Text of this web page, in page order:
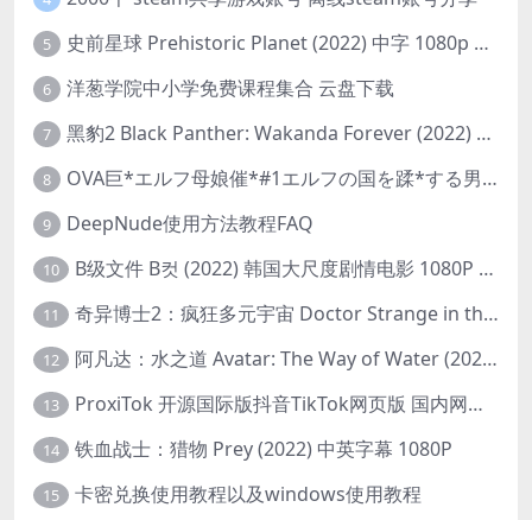
5 史前星球 Prehistoric Planet (2022) 中字 1080p 高清 阿里云盘 2022.5.27已更新全集
6 洋葱学院中小学免费课程集合 云盘下载
7 黑豹2 Black Panther: Wakanda Forever (2022) 高清版
8 OVA巨*エルフ母娘催*#1エルフの国を蹂*する男。汚された女王と姫
9 DeepNude使用方法教程FAQ
10 B级文件 B컷 (2022) 韩国大尺度剧情电影 1080P 中字
11 奇异博士2：疯狂多元宇宙 Doctor Strange in the Multiverse of Madness (2022) 高清版1080p
12 阿凡达：水之道 Avatar: The Way of Water (2022) 1080p 2k 4k 中文字幕
13 ProxiTok 开源国际版抖音TikTok网页版 国内网络直连
14 铁血战士：猎物 Prey (2022) 中英字幕 1080P
15 卡密兑换使用教程以及windows使用教程